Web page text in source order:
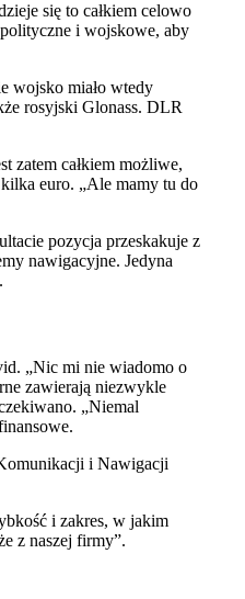
się to całkiem celowo
i wojskowe, aby
wojsko miało wtedy
rosyjski Glonass. DLR
zatem całkiem możliwe,
euro. „Ale mamy tu do
pozycja przeskakuje z
nawigacyjne. Jedyna
„Nic mi nie wiadomo o
zawierają niezwykle
„Niemal
i Nawigacji
i zakres, w jakim
z naszej firmy”.